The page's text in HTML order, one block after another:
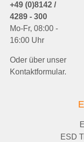
+49 (0)8142 /
4289 - 300
Mo-Fr, 08:00 -
16:00 Uhr
Oder über unser
Kontaktformular.
ESD